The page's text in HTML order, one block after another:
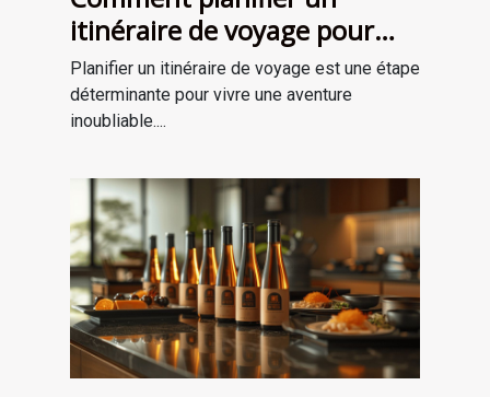
itinéraire de voyage pour
une aventure mémorable
Planifier un itinéraire de voyage est une étape
déterminante pour vivre une aventure
inoubliable....